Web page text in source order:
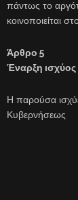
πάντως το
κοινοποιείται
Άρθρο 5
Έναρξη ισχύος
Η παρούσα
Κυβερνήσεως